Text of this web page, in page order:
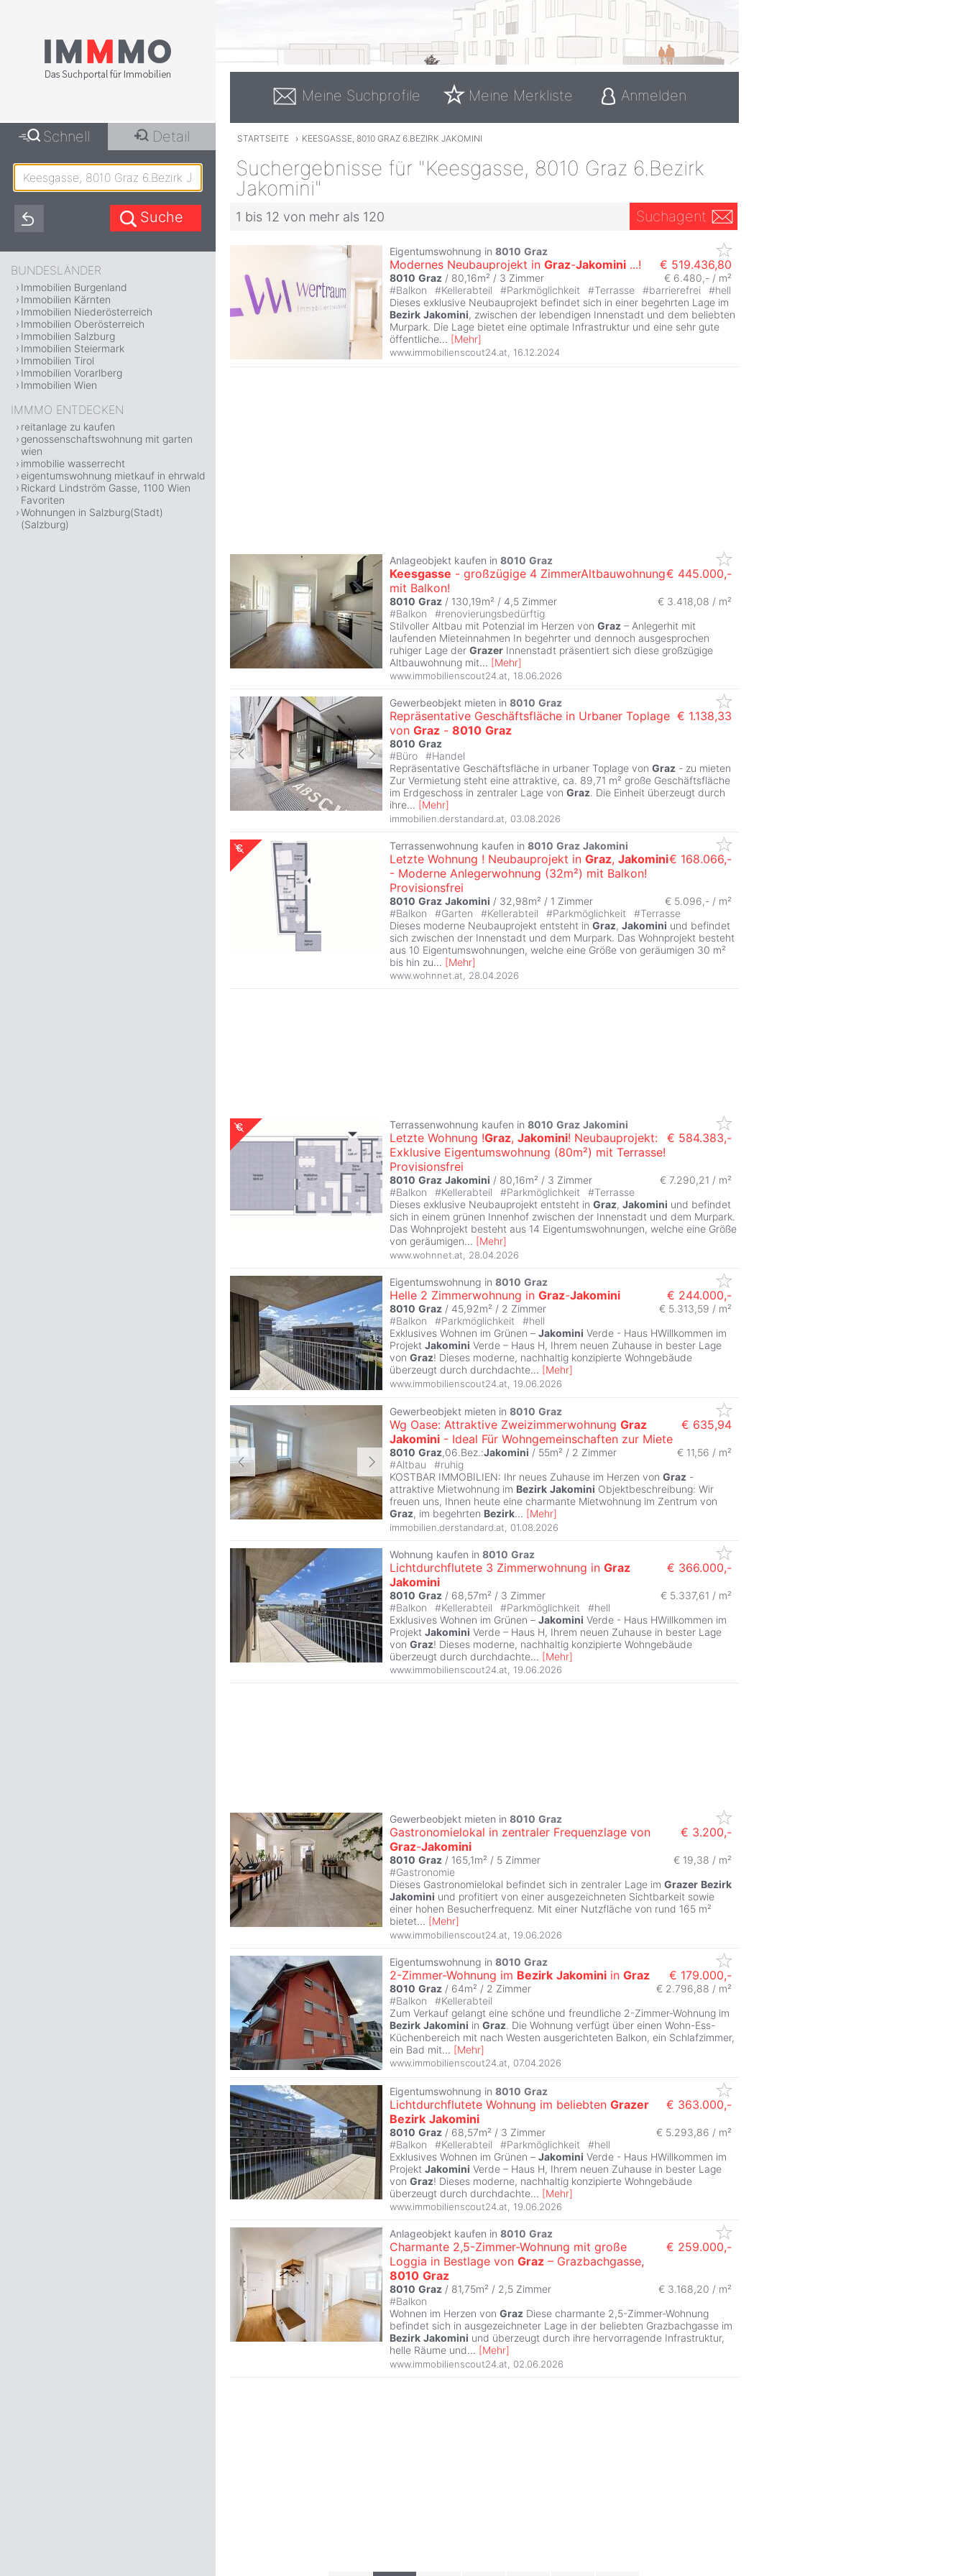
Meine Suchprofile Meine Merkliste Anmelden
STARTSEITE › KEESGASSE, 8010 GRAZ 6.BEZIRK JAKOMINI
Suchergebnisse für "Keesgasse, 8010 Graz 6.Bezirk
Jakomini"
1 bis 12 von mehr als 120 Suchagent
Eigentumswohnung in 8010 Graz
Modernes Neubauprojekt in Graz-Jakomini ...! € 519.436,80
8010 Graz / 80,16m² / 3 Zimmer
€ 6.480,- / m²
#Balkon #Kellerabteil #Parkmöglichkeit #Terrasse #barrierefrei #hell
Dieses exklusive Neubauprojekt befindet sich in einer begehrten Lage im
Bezirk Jakomini, zwischen der lebendigen Innenstadt und dem beliebten
Murpark. Die Lage bietet eine optimale Infrastruktur und eine sehr gute
öffentliche... [Mehr]
www.immobilienscout24.at 16.12.2024
Anlageobjekt kaufen in 8010 Graz
Keesgasse - großzügige 4 ZimmerAltbauwohnung
mit Balkon!
€ 445.000,-
8010 Graz / 130,19m² / 4,5 Zimmer
€ 3.418,08 / m²
#Balkon #renovierungsbedürftig
Stilvoller Altbau mit Potenzial im Herzen von Graz – Anlegerhit mit
laufenden Mieteinnahmen In begehrter und dennoch ausgesprochen
ruhiger Lage der Grazer Innenstadt präsentiert sich diese großzügige
Altbauwohnung mit... [Mehr]
www.immobilienscout24.at 18.06.2026
Gewerbeobjekt mieten in 8010 Graz
Repräsentative Geschäftsfläche in Urbaner Toplage
von Graz - 8010 Graz
€ 1.138,33
8010 Graz
#Büro #Handel
Repräsentative Geschäftsfläche in urbaner Toplage von Graz - zu mieten
Zur Vermietung steht eine attraktive, ca. 89,71 m² große Geschäftsfläche
im Erdgeschoss in zentraler Lage von Graz. Die Einheit überzeugt durch
ihre... [Mehr]
immobilien.derstandard.at 03.08.2026
Terrassenwohnung kaufen in 8010 Graz Jakomini
Letzte Wohnung ! Neubauprojekt in Graz, Jakomini
- Moderne Anlegerwohnung (32m²) mit Balkon!
Provisionsfrei
€ 168.066,-
8010 Graz Jakomini / 32,98m² / 1 Zimmer
€ 5.096,- / m²
#Balkon #Garten #Kellerabteil #Parkmöglichkeit #Terrasse
Dieses moderne Neubauprojekt entsteht in Graz, Jakomini und befindet
sich zwischen der Innenstadt und dem Murpark. Das Wohnprojekt besteht
aus 10 Eigentumswohnungen, welche eine Größe von geräumigen 30 m²
bis hin zu... [Mehr]
www.wohnnet.at, 28.04.2026
Terrassenwohnung kaufen in 8010 Graz Jakomini
Letzte Wohnung !Graz, Jakomini! Neubauprojekt:
Exklusive Eigentumswohnung (80m²) mit Terrasse!
Provisionsfrei
€ 584.383,-
8010 Graz Jakomini / 80,16m² / 3 Zimmer
€ 7.290,21 / m²
#Balkon #Kellerabteil #Parkmöglichkeit #Terrasse
Dieses exklusive Neubauprojekt entsteht in Graz, Jakomini und befindet
sich in einem grünen Innenhof zwischen der Innenstadt und dem Murpark.
Das Wohnprojekt besteht aus 14 Eigentumswohnungen, welche eine Größe
von geräumigen... [Mehr]
www.wohnnet.at 28.04.2026
Eigentumswohnung in 8010 Graz
Helle 2 Zimmerwohnung in Graz-Jakomini € 244.000,-
8010 Graz / 45,92m² / 2 Zimmer
€ 5.313,59 / m²
#Balkon #Parkmöglichkeit #hell
Exklusives Wohnen im Grünen – Jakomini Verde - Haus HWillkommen im
Projekt Jakomini Verde – Haus H, Ihrem neuen Zuhause in bester Lage
von Graz! Dieses moderne, nachhaltig konzipierte Wohngebäude
überzeugt durch durchdachte... [Mehr]
www.immobilienscout24.at 19.06.2026
Gewerbeobjekt mieten in 8010 Graz
Wg Oase: Attraktive Zweizimmerwohnung Graz
Jakomini - Ideal Für Wohngemeinschaften zur Miete
€ 635,94
8010 Graz,06.Bez.:Jakomini / 55m² / 2 Zimmer € 11,56 / m²
#Altbau #ruhig
KOSTBAR IMMOBILIEN: Ihr neues Zuhause im Herzen von Graz -
attraktive Mietwohnung im Bezirk Jakomini Objektbeschreibung: Wir
freuen uns, Ihnen heute eine charmante Mietwohnung im Zentrum von
Graz, im begehrten Bezirk... [Mehr]
immobilien.derstandard.at 01.08.2026
Wohnung kaufen in 8010 Graz
Lichtdurchflutete 3 Zimmerwohnung in Graz
Jakomini
€ 366.000,-
8010 Graz / 68,57m² / 3 Zimmer
€ 5.337,61 / m²
#Balkon #Kellerabteil #Parkmöglichkeit #hell
Exklusives Wohnen im Grünen – Jakomini Verde - Haus HWillkommen im
Projekt Jakomini Verde – Haus H, Ihrem neuen Zuhause in bester Lage
von Graz! Dieses moderne, nachhaltig konzipierte Wohngebäude
überzeugt durch durchdachte... [Mehr]
www.immobilienscout24.at 19.06.2026
Gewerbeobjekt mieten in 8010 Graz
Gastronomielokal in zentraler Frequenzlage von
Graz-Jakomini
€ 3.200,-
8010 Graz / 165,1m² / 5 Zimmer
€ 19,38 / m²
#Gastronomie
Dieses Gastronomielokal befindet sich in zentraler Lage im Grazer Bezirk
Jakomini und profitiert von einer ausgezeichneten Sichtbarkeit sowie
einer hohen Besucherfrequenz. Mit einer Nutzfläche von rund 165 m²
bietet... [Mehr]
www.immobilienscout24.at 19.06.2026
Eigentumswohnung in 8010 Graz
2-Zimmer-Wohnung im Bezirk Jakomini in Graz € 179.000,-
8010 Graz / 64m² / 2 Zimmer
€ 2.796,88 / m²
#Balkon #Kellerabteil
Zum Verkauf gelangt eine schöne und freundliche 2-Zimmer-Wohnung im
Bezirk Jakomini in Graz. Die Wohnung verfügt über einen Wohn-Ess-
Küchenbereich mit nach Westen ausgerichteten Balkon, ein Schlafzimmer,
ein Bad mit... [Mehr]
www.immobilienscout24.at, 07.04.2026
Eigentumswohnung in 8010 Graz
Lichtdurchflutete Wohnung im beliebten Grazer
Bezirk Jakomini
€ 363.000,-
8010 Graz / 68,57m² / 3 Zimmer
€ 5.293,86 / m²
#Balkon #Kellerabteil #Parkmöglichkeit #hell
Exklusives Wohnen im Grünen – Jakomini Verde - Haus HWillkommen im
Projekt Jakomini Verde – Haus H, Ihrem neuen Zuhause in bester Lage
von Graz! Dieses moderne, nachhaltig konzipierte Wohngebäude
überzeugt durch durchdachte... [Mehr]
www.immobilienscout24.at, 19.06.2026
Anlageobjekt kaufen in 8010 Graz
Charmante 2,5-Zimmer-Wohnung mit große
Loggia in Bestlage von Graz – Grazbachgasse,
8010 Graz
€ 259.000,-
8010 Graz / 81,75m² / 2,5 Zimmer
€ 3.168,20 / m²
#Balkon
Wohnen im Herzen von Graz Diese charmante 2,5-Zimmer-Wohnung
befindet sich in ausgezeichneter Lage in der beliebten Grazbachgasse im
Bezirk Jakomini und überzeugt durch ihre hervorragende Infrastruktur,
helle Räume und... [Mehr]
www.immobilienscout24.at 02.06.2026
Schnell Detail
BUNDESLÄNDER
Immobilien Burgenland
Immobilien Kärnten
Immobilien Niederösterreich
Immobilien Oberösterreich
Immobilien Salzburg
Immobilien Steiermark
Immobilien Tirol
Immobilien Vorarlberg
Immobilien Wien
IMMMO ENTDECKEN
reitanlage zu kaufen
genossenschaftswohnung mit garten
wien
immobilie wasserrecht
eigentumswohnung mietkauf in ehrwald
Rickard Lindström Gasse, 1100 Wien
Favoriten
Wohnungen in Salzburg(Stadt)
(Salzburg)